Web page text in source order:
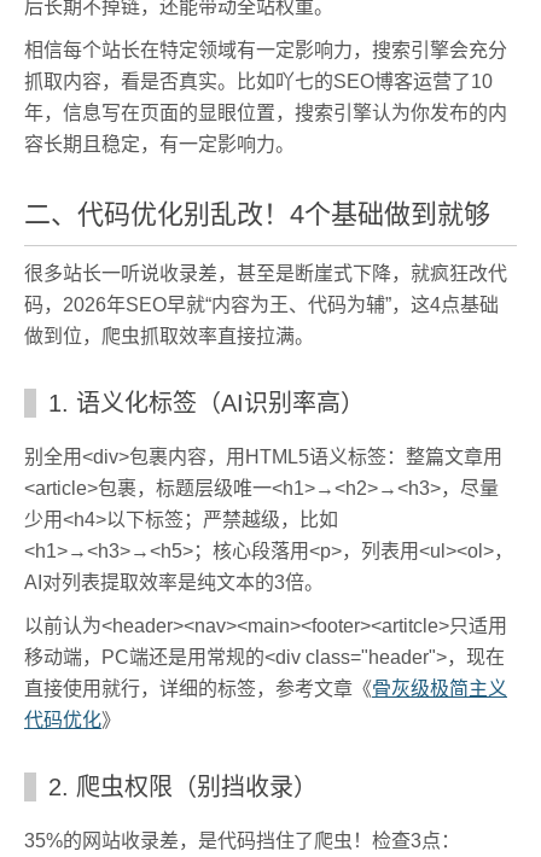
后长期不掉链，还能带动全站权重。
相信每个站长在特定领域有一定影响力，搜索引擎会充分
抓取内容，看是否真实。比如吖七的SEO博客运营了10
年，信息写在页面的显眼位置，搜索引擎认为你发布的内
容长期且稳定，有一定影响力。
二、代码优化别乱改！4个基础做到就够
很多站长一听说收录差，甚至是断崖式下降，就疯狂改代
码，2026年SEO早就“内容为王、代码为辅”，这4点基础
做到位，爬虫抓取效率直接拉满。
1. 语义化标签（AI识别率高）
别全用<div>包裹内容，用HTML5语义标签：整篇文章用
<article>包裹，标题层级唯一<h1>→<h2>→<h3>，尽量
少用<h4>以下标签；严禁越级，比如
<h1>→<h3>→<h5>；核心段落用<p>，列表用<ul><ol>，
AI对列表提取效率是纯文本的3倍。
以前认为<header><nav><main><footer><artitcle>只适用
移动端，PC端还是用常规的<div class="header">，现在
直接使用就行，详细的标签，参考文章《骨灰级极简主义
代码优化》
2. 爬虫权限（别挡收录）
35%的网站收录差，是代码挡住了爬虫！检查3点：